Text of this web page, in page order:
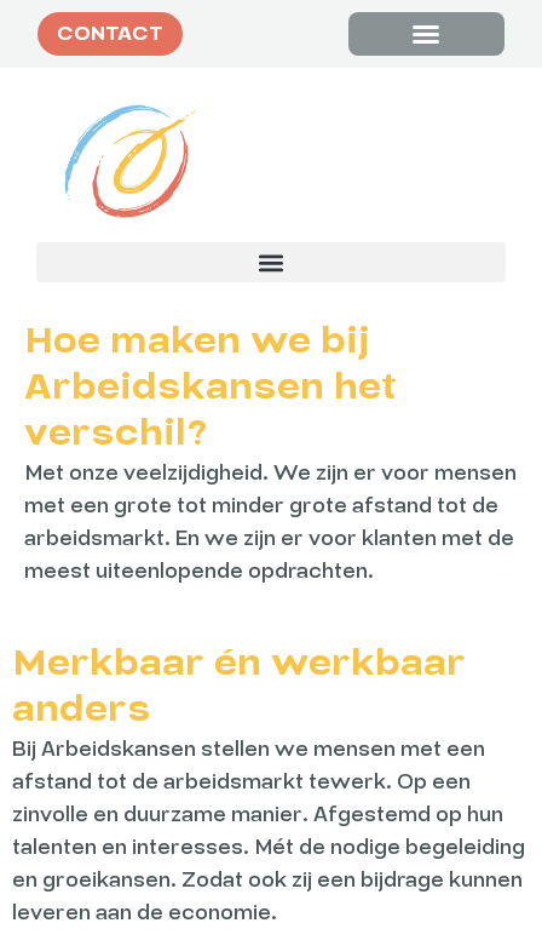
CONTACT
Hoe maken we bij
Arbeidskansen het
verschil?
Met onze veelzijdigheid. We zijn er voor mensen
met een grote tot minder grote afstand tot de
arbeidsmarkt. En we zijn er voor klanten met de
meest uiteenlopende opdrachten.
Merkbaar én werkbaar
anders
Bij Arbeidskansen stellen we mensen met een
afstand tot de arbeidsmarkt tewerk. Op een
zinvolle en duurzame manier. Afgestemd op hun
talenten en interesses. Mét de nodige begeleiding
en groeikansen. Zodat ook zij een bijdrage kunnen
leveren aan de economie.